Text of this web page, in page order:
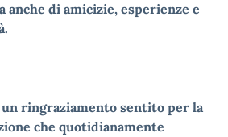
anche di amicizie, esperienze e
ringraziamento sentito per la
che quotidianamente